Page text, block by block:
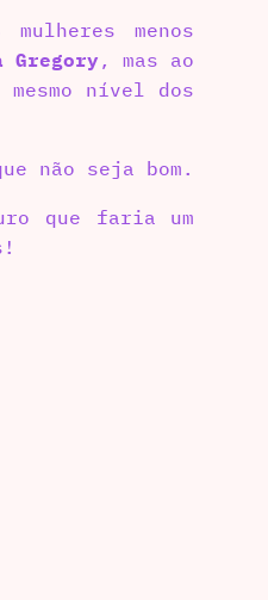
menos
, mas ao
nível dos
não seja bom.
que faria um